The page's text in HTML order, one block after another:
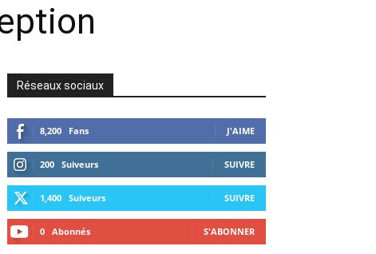
Réseaux sociaux
8,200 Fans J'AIME
200 Suiveurs SUIVRE
1,400 Suiveurs SUIVRE
0 Abonnés S'ABONNER